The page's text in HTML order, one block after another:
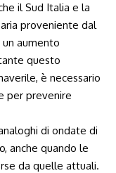
il​ Sud ‌Italia e la⁢
proveniente dal
aumento
questo​
⁤è ​necessario
‍per prevenire
di ondate di
anche quando le
da quelle⁣ attuali.